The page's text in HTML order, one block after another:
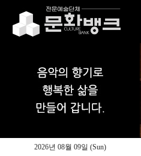
2026년 08월 09일 (Sun)